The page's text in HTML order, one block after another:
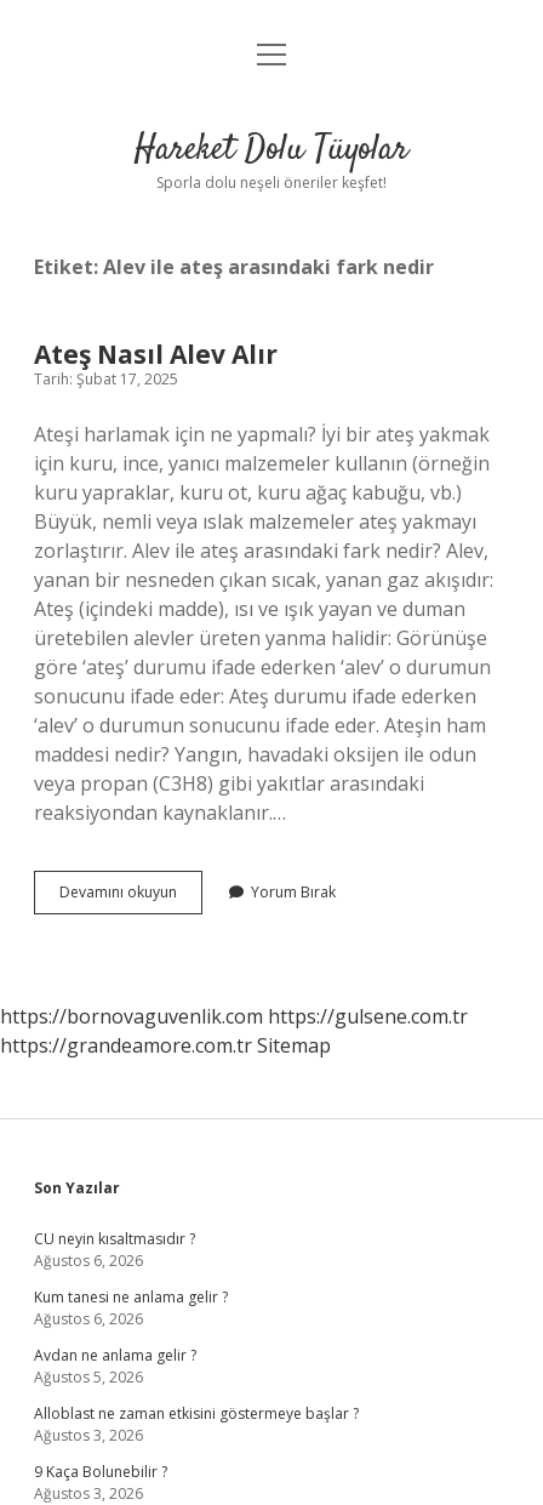
Anasayfa
Yasal Uyarı
menüyü
Hareket Dolu Tüyolar
Sporla dolu neşeli öneriler keşfet!
Etiket:Alev ile ateş arasındaki fark nedir
Ateş Nasıl Alev Alır
Tarih: Şubat 17, 2025
Ateşi harlamak için ne yapmalı? İyi bir ateş yakmak
için kuru, ince, yanıcı malzemeler kullanın (örneğin
kuru yapraklar, kuru ot, kuru ağaç kabuğu, vb.)
Büyük, nemli veya ıslak malzemeler ateş yakmayı
zorlaştırır. Alev ile ateş arasındaki fark nedir? Alev,
yanan bir nesneden çıkan sıcak, yanan gaz akışıdır:
Ateş (içindeki madde), ısı ve ışık yayan ve duman
üretebilen alevler üreten yanma halidir: Görünüşe
göre ‘ateş’ durumu ifade ederken ‘alev’ o durumun
sonucunu ifade eder: Ateş durumu ifade ederken
‘alev’ o durumun sonucunu ifade eder. Ateşin ham
maddesi nedir? Yangın, havadaki oksijen ile odun
veya propan (C3H8) gibi yakıtlar arasındaki
reaksiyondan kaynaklanır.…
Devamını okuyun
Nasıl
Yorum Bırak
https://bornovaguvenlik.com https://gulsene.com.tr
https://grandeamore.com.trSitemap
Sidebar
Son Yazılar
CU neyin kısaltmasıdır ?
Ağustos 6, 2026
Kum tanesi ne anlama gelir ?
Ağustos 6, 2026
Avdan ne anlama gelir ?
Ağustos 5, 2026
Alloblast ne zaman etkisini göstermeye başlar ?
Ağustos 3, 2026
9 Kaça Bolunebilir ?
Ağustos 3, 2026